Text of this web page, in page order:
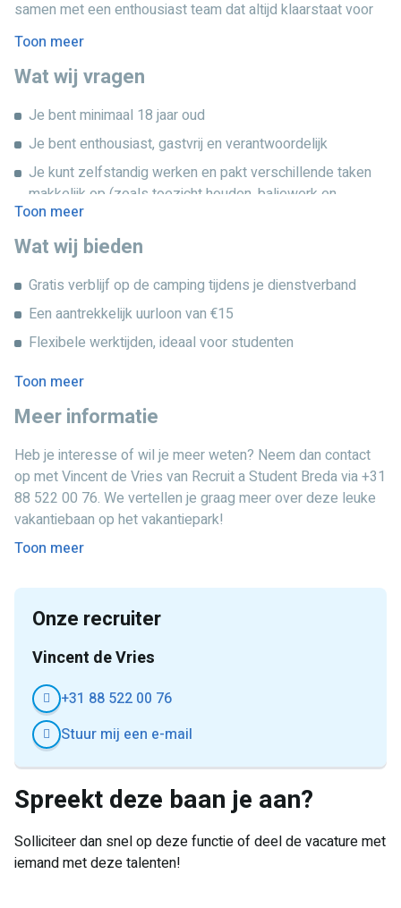
je bij waar nodig en zorg je dat alles op rolletjes loopt.
geen dag hetzelfde.
Ben jij sociaal, verantwoordelijk en zoek je een leuke
vakantiebaan mét verblijf? Grijp je kans en solliciteer
vandaag nog! Dit is dé kans om werkervaring op te doen in
de recreatiesector, nieuwe mensen te leren kennen en te
genieten van een gezellige sfeer op het park.
samen met een enthousiast team dat altijd klaarstaat voor
de gasten. Het park biedt een dynamische en leerzame
werkomgeving waar samenwerking en plezier centraal
staan.
Toon meer
Wat wij vragen
Je bent minimaal 18 jaar oud
Je bent enthousiast, gastvrij en verantwoordelijk
Je kunt zelfstandig werken en pakt verschillende taken
makkelijk op (zoals toezicht houden, baliewerk en
kassabediening)
Je hebt administratieve vaardigheden voor
Je bent fulltime beschikbaar tijdens het vakantieseizoen,
met name in juli, augustus en september
Toon meer
Wat wij bieden
Gratis verblijf op de camping tijdens je dienstverband
Een aantrekkelijk uurloon van €15
Flexibele werktijden, ideaal voor studenten
Gezellige werksfeer met enthousiaste collega’s
Ideale bijbaan om ervaring op te doen binnen de recreatie
Toon meer
Meer informatie
Heb je interesse of wil je meer weten? Neem dan contact
op met Vincent de Vries van Recruit a Student Breda via +31
88 522 00 76. We vertellen je graag meer over deze leuke
vakantiebaan op het vakantiepark!
Toon meer
Onze recruiter
Vincent de Vries
+31 88 522 00 76
Stuur mij een e-mail
Spreekt deze baan je aan?
Solliciteer dan snel op deze functie of deel de vacature met
iemand met deze talenten!